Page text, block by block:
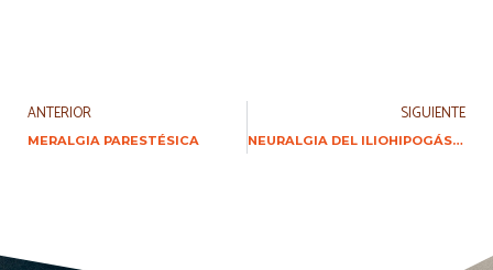
ANTERIOR
MERALGIA PARESTÉSICA
SIGUIENTE
NEURALGIA DEL ILIOHIPOGÁSTRICO E ILIOINGUINAL